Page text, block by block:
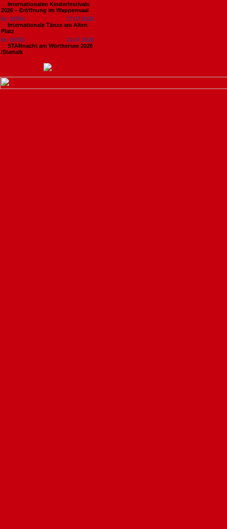
Internationalen Kinderfestivals
2026 – Eröffnung im Wappensaal
Nr. 18764
17.07.2026
Internationale Tänze am Alten
Platz
Nr. 18763
14.07.2026
STARnacht am Wörthersee 2026
/Startalk